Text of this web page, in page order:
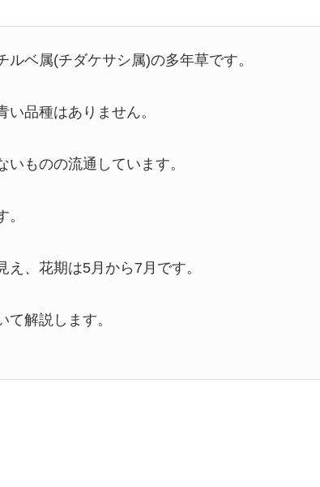
ルベ属(チダケサシ属)の多年草です。
品種はありません。
ものの流通しています。
、花期は5月から7月です。
て解説します。